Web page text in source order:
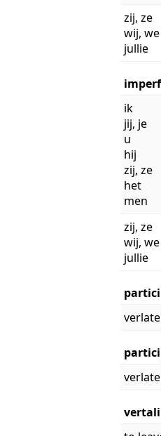
zij, ze
wij, we
jullie
ik
jij, je
u
hij
zij, ze
het
men
zij, ze
wij, we
jullie